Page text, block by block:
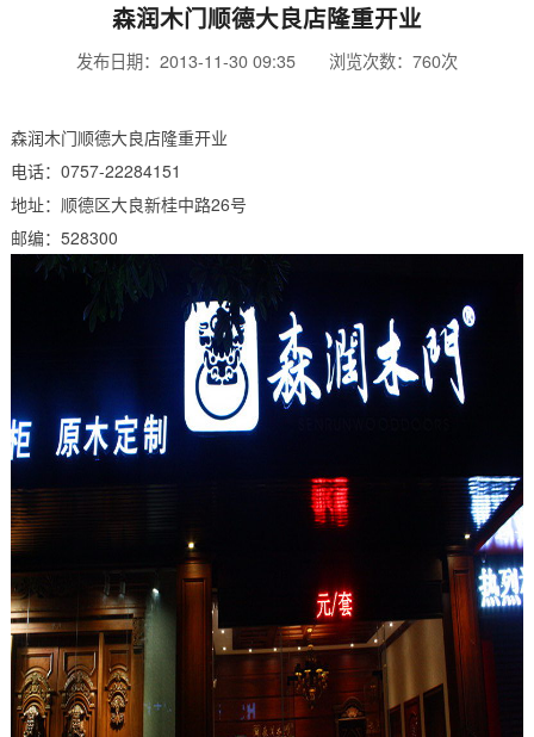
森润木门顺德大良店隆重开业
发布日期：2013-11-30 09:35 浏览次数： 760次
森润木门顺德大良店隆重开业
电话：0757-22284151
地址：顺德区大良新桂中路26号
邮编：528300